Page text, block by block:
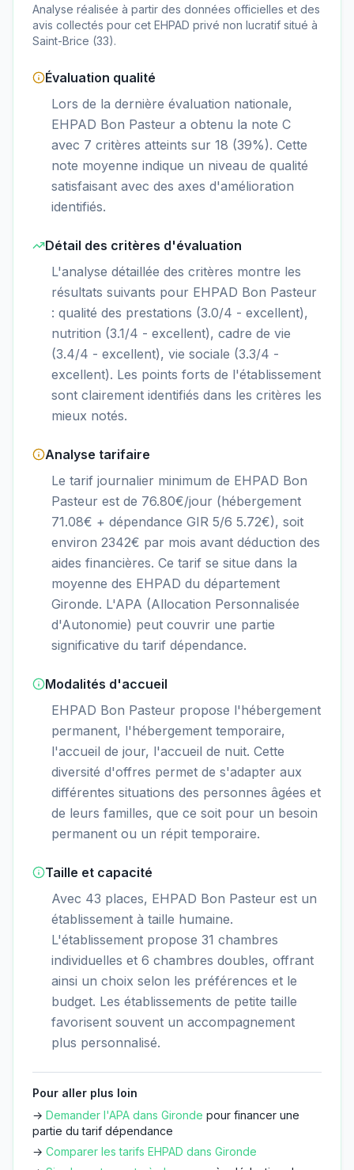
Analyse réalisée à partir des données officielles et des
avis collectés pour cet EHPAD privé non lucratif situé à
Saint-Brice (33).
Évaluation qualité
Lors de la dernière évaluation nationale,
EHPAD Bon Pasteur a obtenu la note C
avec 7 critères atteints sur 18 (39%). Cette
note moyenne indique un niveau de qualité
satisfaisant avec des axes d'amélioration
identifiés.
Détail des critères d'évaluation
L'analyse détaillée des critères montre les
résultats suivants pour EHPAD Bon Pasteur
: qualité des prestations (3.0/4 - excellent),
nutrition (3.1/4 - excellent), cadre de vie
(3.4/4 - excellent), vie sociale (3.3/4 -
excellent). Les points forts de l'établissement
sont clairement identifiés dans les critères les
mieux notés.
Analyse tarifaire
Le tarif journalier minimum de EHPAD Bon
Pasteur est de 76.80€/jour (hébergement
71.08€ + dépendance GIR 5/6 5.72€), soit
environ 2342€ par mois avant déduction des
aides financières. Ce tarif se situe dans la
moyenne des EHPAD du département
Gironde. L'APA (Allocation Personnalisée
d'Autonomie) peut couvrir une partie
significative du tarif dépendance.
Modalités d'accueil
EHPAD Bon Pasteur propose l'hébergement
permanent, l'hébergement temporaire,
l'accueil de jour, l'accueil de nuit. Cette
diversité d'offres permet de s'adapter aux
différentes situations des personnes âgées et
de leurs familles, que ce soit pour un besoin
permanent ou un répit temporaire.
Taille et capacité
Avec 43 places, EHPAD Bon Pasteur est un
établissement à taille humaine.
L'établissement propose 31 chambres
individuelles et 6 chambres doubles, offrant
ainsi un choix selon les préférences et le
budget. Les établissements de petite taille
favorisent souvent un accompagnement
plus personnalisé.
Pour aller plus loin
→ Demander l'APA dans Gironde pour financer une
partie du tarif dépendance
→ Comparer les tarifs EHPAD dans Gironde